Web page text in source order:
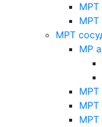
МРТ
МРТ
МРТ
МР
МРТ
МРТ
МРТ